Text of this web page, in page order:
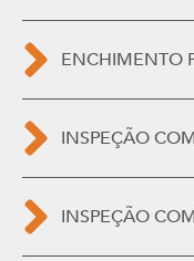
ENCHIMENTO
INSPEÇÃO
INSPEÇÃO